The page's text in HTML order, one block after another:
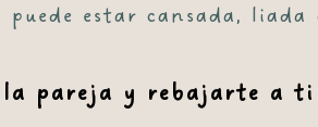
puede estar cansada,
pareja y rebajarte a ti